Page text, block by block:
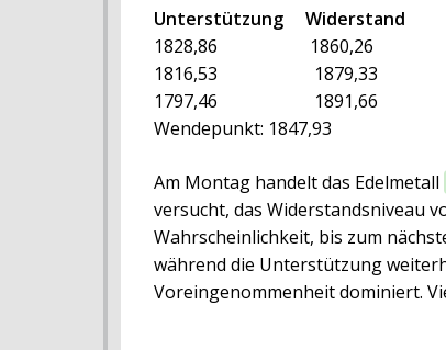
Unterstützung Widerstand
1828,86 1860,26
1816,53 1879,33
1797,46 1891,66
Wendepunkt: 1847,93
Am Montag handelt das Edelmetall
versucht, das Widerstandsniveau
Wahrscheinlichkeit, bis zum
während die Unterstützung
Voreingenommenheit dominiert.